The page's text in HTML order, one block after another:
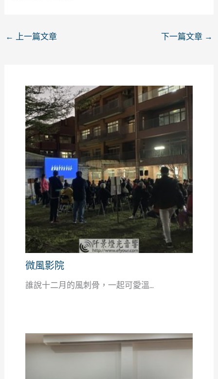
← 上一篇文章 下一篇文章 →
微風影院
誰說十二月的風刺骨，一起可愛溫...